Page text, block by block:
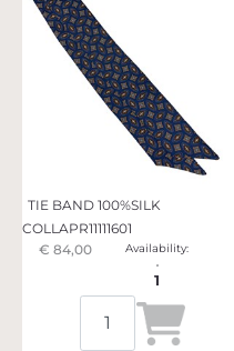
TIE BAND 100%SILK
COLLAPR11111601
€ 84,00
Availability:
1
Quantità